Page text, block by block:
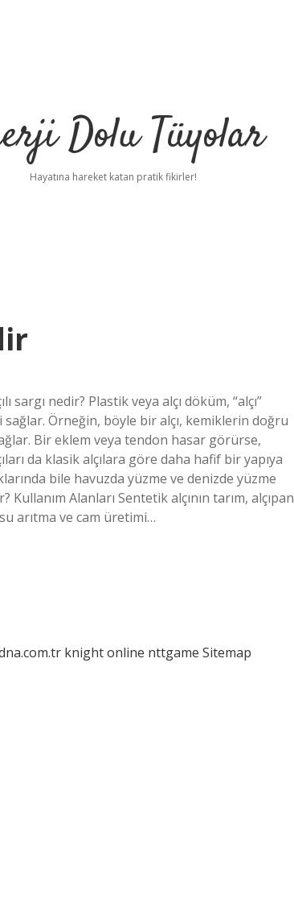
Dolu Tüyolar
Hayatına hareket katan pratik fikirler!
nedir? Plastik veya alçı döküm, “alçı”
Örneğin, böyle bir alçı, kemiklerin doğru
Bir eklem veya tendon hasar görürse,
da klasik alçılara göre daha hafif bir yapıya
bile havuzda yüzme ve denizde yüzme
Alanları Sentetik alçının tarım, alçıpan
arıtma ve cam üretimi…
knight online nttgame Sitemap